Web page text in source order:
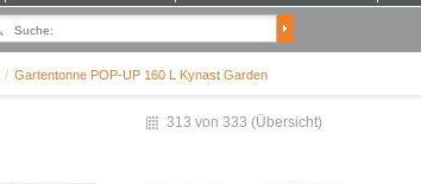
/ Gartentonne POP-UP 160 L Kynast Garden
313 von 333 (Übersicht)